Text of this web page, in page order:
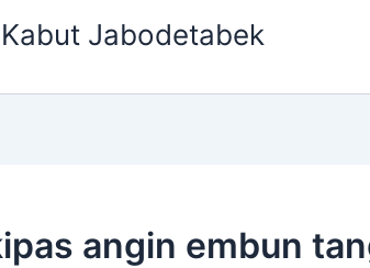
Jabodetabek
angin embun